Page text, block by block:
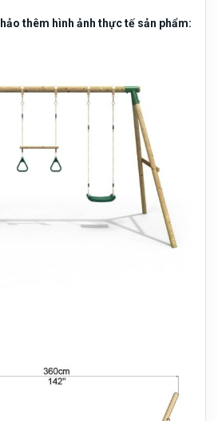
thêm hình ảnh thực tế sản phẩm: